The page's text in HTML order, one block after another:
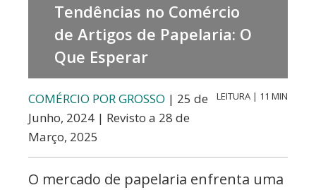
Tendências no Comércio
de Artigos de Papelaria: O
Que Esperar
COMÉRCIO POR GROSSO | 25 de
Junho, 2024 | Revisto a 28 de
Março, 2025
LEITURA | 11 MIN
O mercado de papelaria enfrenta uma